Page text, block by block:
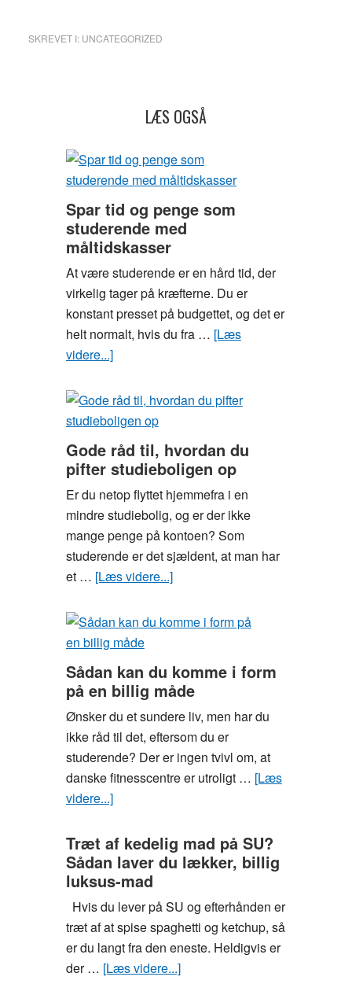
SKREVET I: UNCATEGORIZED
LÆS OGSÅ
Spar tid og penge som
studerende med
måltidskasser
At være studerende er en hård tid, der
virkelig tager på kræfterne. Du er
konstant presset på budgettet, og det er
helt normalt, hvis du fra … [Læs
videre...]om
tid
og
som
studerende
med
måltidskasser
Gode råd til, hvordan du
pifter studieboligen op
Er du netop flyttet hjemmefra i en
mindre studiebolig, og er der ikke
mange penge på kontoen? Som
studerende er det sjældent, at man har
et … [Læs videre...]om
råd
du
pifter
studieboligen
op
Sådan kan du komme i form
på en billig måde
Ønsker du et sundere liv, men har du
ikke råd til det, eftersom du er
studerende? Der er ingen tvivl om, at
danske fitnesscentre er utroligt … [Læs
videre...]om
kan
du
komme
i
form
på
en
Træt af kedelig mad på SU?
Sådan laver du lækker, billig
luksus-mad
Hvis du lever på SU og efterhånden er
træt af at spise spaghetti og ketchup, så
er du langt fra den eneste. Heldigvis er
der … [Læs videre...]om